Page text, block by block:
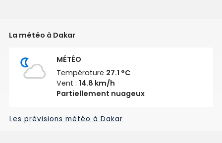
La météo à Dakar
MÉTÉO
Température 27.1 °C
Vent :14.8 km/h
Partiellement nuageux
Les prévisions météo à Dakar